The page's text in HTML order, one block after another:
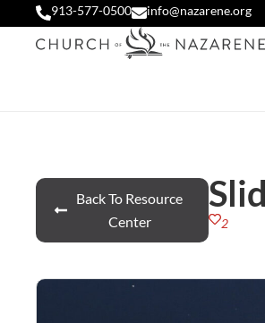
913-577-0500 info@nazarene.org
Back To Resource
Center
2